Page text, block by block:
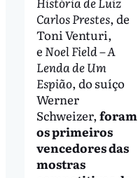
Carlos Prestes, de
Toni Venturi,
e Noel Field – A
Lenda de Um
Espião, do suíço
Werner
Schweizer, foram
os primeiros
vencedores das
mostras